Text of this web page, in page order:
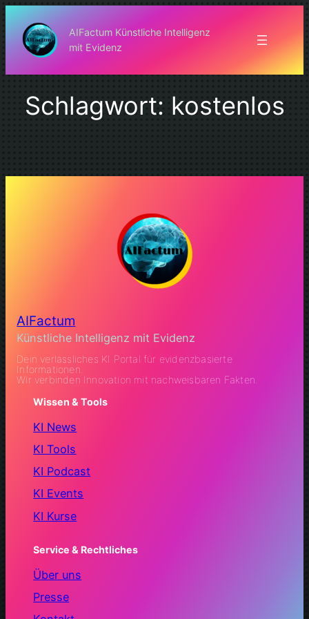
Inhalt
springen
AIFactum Künstliche Intelligenz
mit Evidenz
Schlagwort: kostenlos
AIFactum
Künstliche Intelligenz mit Evidenz
Dein verlässliches KI Portal für evidenzbasierte
Informationen.
Wir verbinden Innovation mit nachweisbaren Fakten.
Wissen & Tools
KI News
KI Tools
KI Podcast
KI Events
KI Kurse
Service & Rechtliches
Über uns
Presse